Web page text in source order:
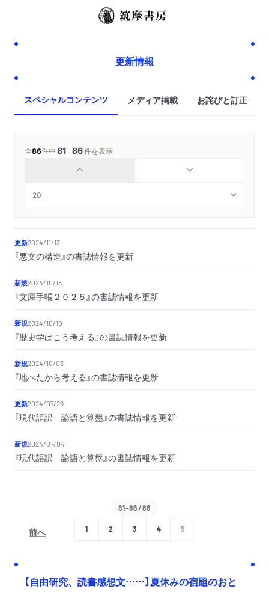
更新情報
スペシャルコンテンツ メディア掲載 お詫びと訂正
全86件中81─86件を表示
更新2024/11/13
『悪文の構造』の書誌情報を更新
新規2024/10/18
『文庫手帳２０２５』の書誌情報を更新
新規2024/10/10
『歴史学はこう考える』の書誌情報を更新
新規2024/10/03
『地べたから考える』の書誌情報を更新
更新2024/07/26
『現代語訳 論語と算盤』の書誌情報を更新
新規2024/07/04
『現代語訳 論語と算盤』の書誌情報を更新
前へ
81-86/86
1 2 3 4 5
【自由研究、読書感想文……】夏休みの宿題のおと